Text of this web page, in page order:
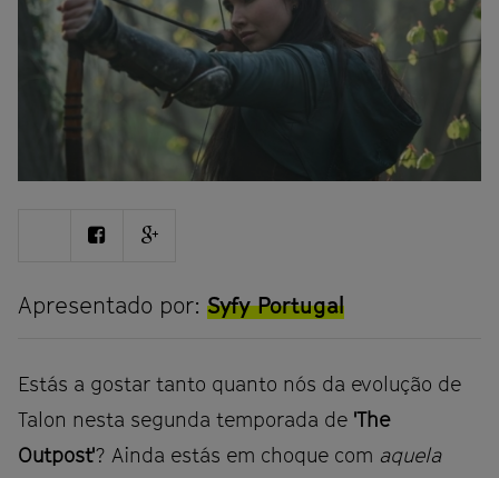
ShareShare Share
plus
Apresentado por: Syfy Portugal
Estás a gostar tanto quanto nós da evolução de
Talon nesta segunda temporada de 'The
Outpost'? Ainda estás em choque com aquela